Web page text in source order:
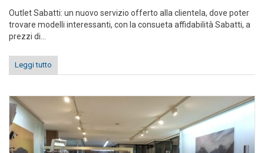
Outlet Sabatti: un nuovo servizio offerto alla clientela, dove poter
trovare modelli interessanti, con la consueta affidabilità Sabatti, a
prezzi di...
Leggi tutto